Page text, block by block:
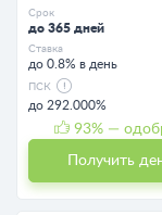
Срок
до 365 дней
Ставка
до 0.8% в день
ПСК
до 292.000%
93% —
Получить